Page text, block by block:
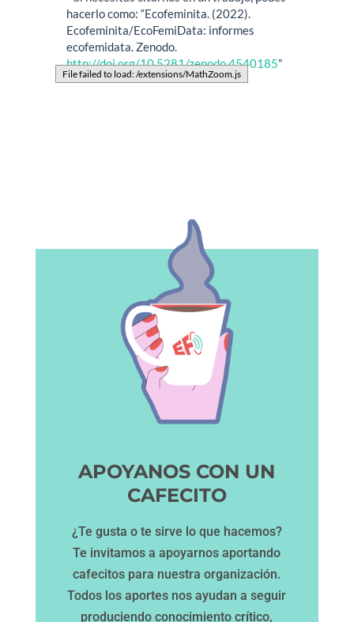
APOYANOS CON UN
CAFECITO
¿Te gusta o te sirve lo que hacemos?
Te invitamos a apoyarnos aportando
cafecitos para nuestra organización.
Todos los aportes nos ayudan a seguir
produciendo conocimiento crítico,